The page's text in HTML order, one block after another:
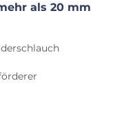
als 20 mm